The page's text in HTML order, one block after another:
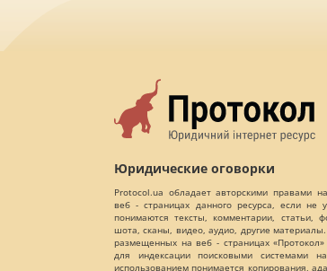
Юридические оговорки
Protocol.ua обладает авторскими правами
веб - страницах данного ресурса, если не
понимаются тексты, комментарии, статьи,
шота, сканы, видео, аудио, другие
размещенных на веб - страницах
для индексации поисковыми системами
использованием понимается копирования,